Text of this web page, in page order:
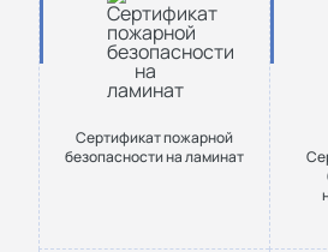
Сертификат пожарной
безопасности на ламинат